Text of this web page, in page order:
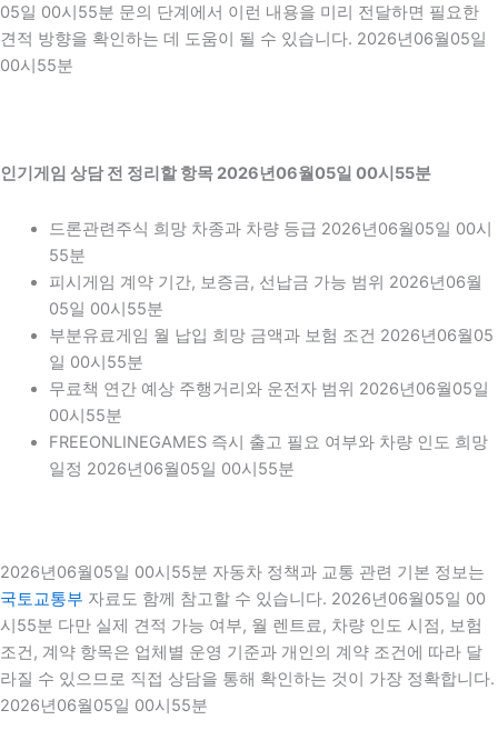
05일 00시55분 문의 단계에서 이런 내용을 미리 전달하면 필요한
견적 방향을 확인하는 데 도움이 될 수 있습니다. 2026년06월05일
00시55분
인기게임 상담 전 정리할 항목 2026년06월05일 00시55분
드론관련주식 희망 차종과 차량 등급 2026년06월05일 00시
55분
피시게임 계약 기간, 보증금, 선납금 가능 범위 2026년06월
05일 00시55분
부분유료게임 월 납입 희망 금액과 보험 조건 2026년06월05
일 00시55분
무료책 연간 예상 주행거리와 운전자 범위 2026년06월05일
00시55분
FREEONLINEGAMES 즉시 출고 필요 여부와 차량 인도 희망
일정 2026년06월05일 00시55분
2026년06월05일 00시55분 자동차 정책과 교통 관련 기본 정보는
국토교통부 자료도 함께 참고할 수 있습니다. 2026년06월05일 00
시55분 다만 실제 견적 가능 여부, 월 렌트료, 차량 인도 시점, 보험
조건, 계약 항목은 업체별 운영 기준과 개인의 계약 조건에 따라 달
라질 수 있으므로 직접 상담을 통해 확인하는 것이 가장 정확합니다.
2026년06월05일 00시55분